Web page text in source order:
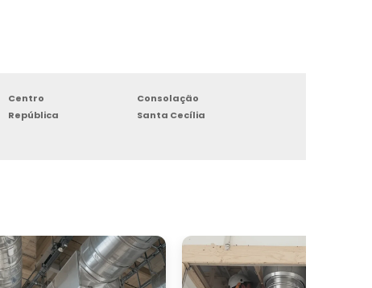
Centro
Consolação
República
Santa Cecília